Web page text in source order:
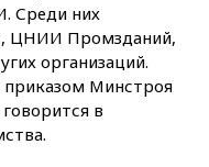
Среди них
ЦНИИ Промзданий,
организаций.
приказом Минстроя
в